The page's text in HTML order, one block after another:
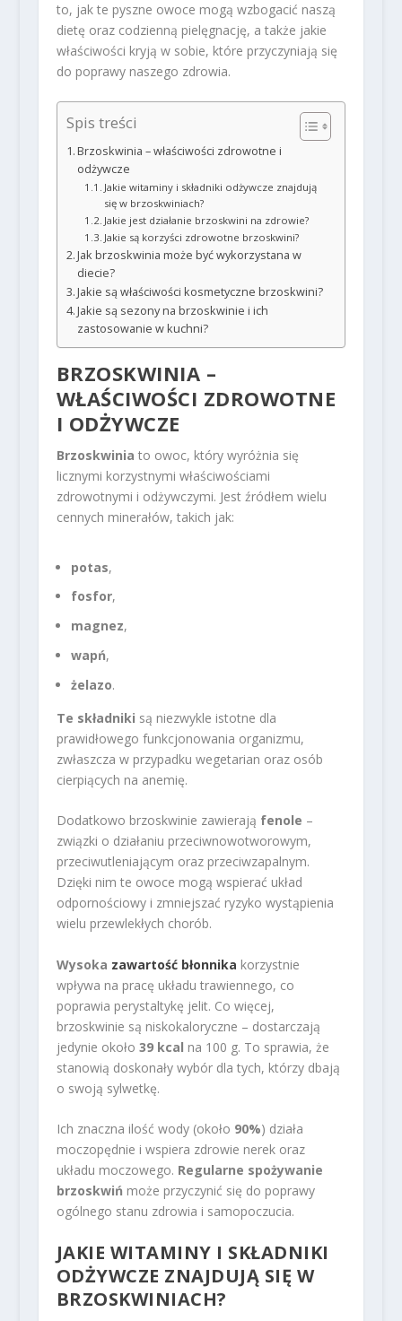
to, jak te pyszne owoce mogą wzbogacić naszą
dietę oraz codzienną pielęgnację, a także jakie
właściwości kryją w sobie, które przyczyniają się
do poprawy naszego zdrowia.
Spis treści
Brzoskwinia – właściwości zdrowotne i
odżywcze
Jakie witaminy i składniki odżywcze znajdują
się w brzoskwiniach?
Jakie jest działanie brzoskwini na zdrowie?
Jakie są korzyści zdrowotne brzoskwini?
Jak brzoskwinia może być wykorzystana w
diecie?
Jakie są właściwości kosmetyczne brzoskwini?
Jakie są sezony na brzoskwinie i ich
zastosowanie w kuchni?
BRZOSKWINIA –
WŁAŚCIWOŚCI ZDROWOTNE
I ODŻYWCZE
Brzoskwinia to owoc, który wyróżnia się
licznymi korzystnymi właściwościami
zdrowotnymi i odżywczymi. Jest źródłem wielu
cennych minerałów, takich jak:
potas,
fosfor,
magnez,
wapń,
żelazo.
Te składniki są niezwykle istotne dla
prawidłowego funkcjonowania organizmu,
zwłaszcza w przypadku wegetarian oraz osób
cierpiących na anemię.
Dodatkowo brzoskwinie zawierają fenole –
związki o działaniu przeciwnowotworowym,
przeciwutleniającym oraz przeciwzapalnym.
Dzięki nim te owoce mogą wspierać układ
odpornościowy i zmniejszać ryzyko wystąpienia
wielu przewlekłych chorób.
Wysoka zawartość błonnika korzystnie
wpływa na pracę układu trawiennego, co
poprawia perystaltykę jelit. Co więcej,
brzoskwinie są niskokaloryczne – dostarczają
jedynie około 39 kcal na 100 g. To sprawia, że
stanowią doskonały wybór dla tych, którzy dbają
o swoją sylwetkę.
Ich znaczna ilość wody (około 90%) działa
moczopędnie i wspiera zdrowie nerek oraz
układu moczowego. Regularne spożywanie
brzoskwiń może przyczynić się do poprawy
ogólnego stanu zdrowia i samopoczucia.
JAKIE WITAMINY I SKŁADNIKI
ODŻYWCZE ZNAJDUJĄ SIĘ W
BRZOSKWINIACH?